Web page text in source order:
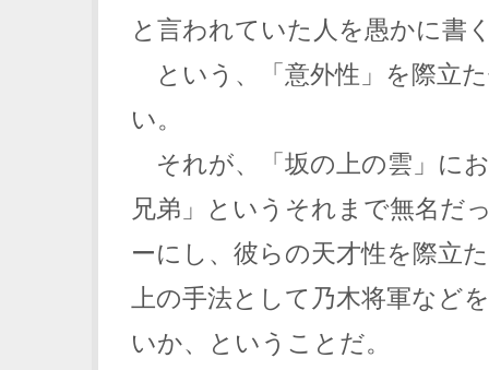
と言われていた人を愚かに書
という、「意外性」を際立
い。
それが、「坂の上の雲」に
兄弟」というそれまで無名だ
ーにし、彼らの天才性を際立
上の手法として乃木将軍など
いか、ということだ。